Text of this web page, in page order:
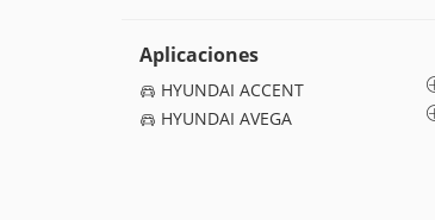
Aplicaciones
HYUNDAI ACCENT
HYUNDAI AVEGA